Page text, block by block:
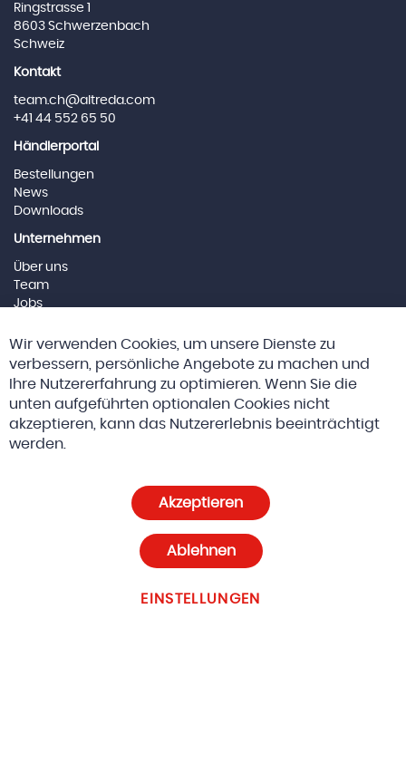
Ringstrasse 1
8603 Schwerzenbach
Schweiz
Kontakt
team.ch@altreda.com
+41 44 552 65 50
Händlerportal
Bestellungen
News
Downloads
Unternehmen
Über uns
Team
Jobs
Social Media
Cookie-Einstellungen
Wir verwenden Cookies, um unsere Dienste zu
verbessern, persönliche Angebote zu machen und
Ihre Nutzererfahrung zu optimieren. Wenn Sie die
unten aufgeführten optionalen Cookies nicht
akzeptieren, kann das Nutzererlebnis beeinträchtigt
werden.
Akzeptieren
EINSTELLUNGEN
Ablehnen